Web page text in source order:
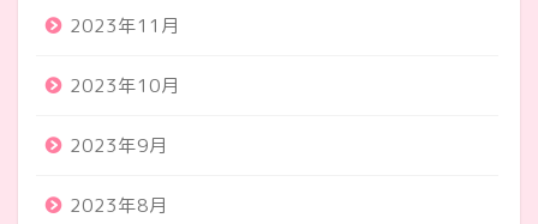
2023年11月
2023年10月
2023年9月
2023年8月